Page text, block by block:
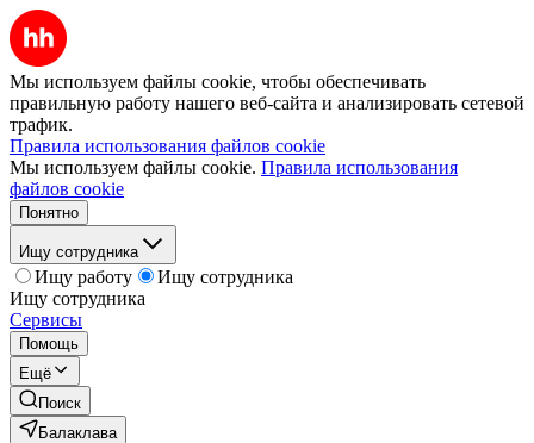
Мы используем файлы cookie, чтобы обеспечивать
правильную работу нашего веб-сайта и анализировать сетевой
трафик.
Правила использования файлов cookie
Мы используем файлы cookie. Правила использования
файлов cookie
Понятно
Ищу сотрудника
Ищу работу
Ищу сотрудника
Ищу сотрудника
Сервисы
Помощь
Ещё
Поиск
Балаклава